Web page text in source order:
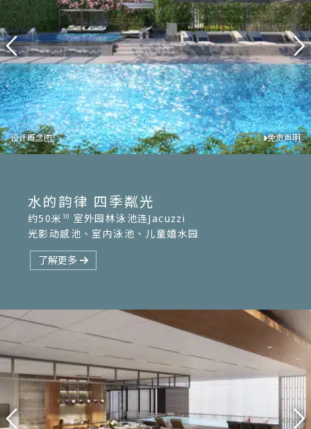
设计概念图2 免责声明
水的韵律 四季粼光
约50米 10
室外园林泳池连Jacuzzi
光影动感池、室内泳池、儿童嬉水园
了解更多
设计概念图2 免责声明
The Kamo
室外园林游泳池
设计概念图2 免责声明
Lagoon
光影动感池
设计概念图1,2 免责声明
The Crystal
室内琉璃星映池
设计概念图2 免责声明
Jacuzzi
水力涌泉
设计概念图2 免责声明
Kiddle
儿童嬉水园